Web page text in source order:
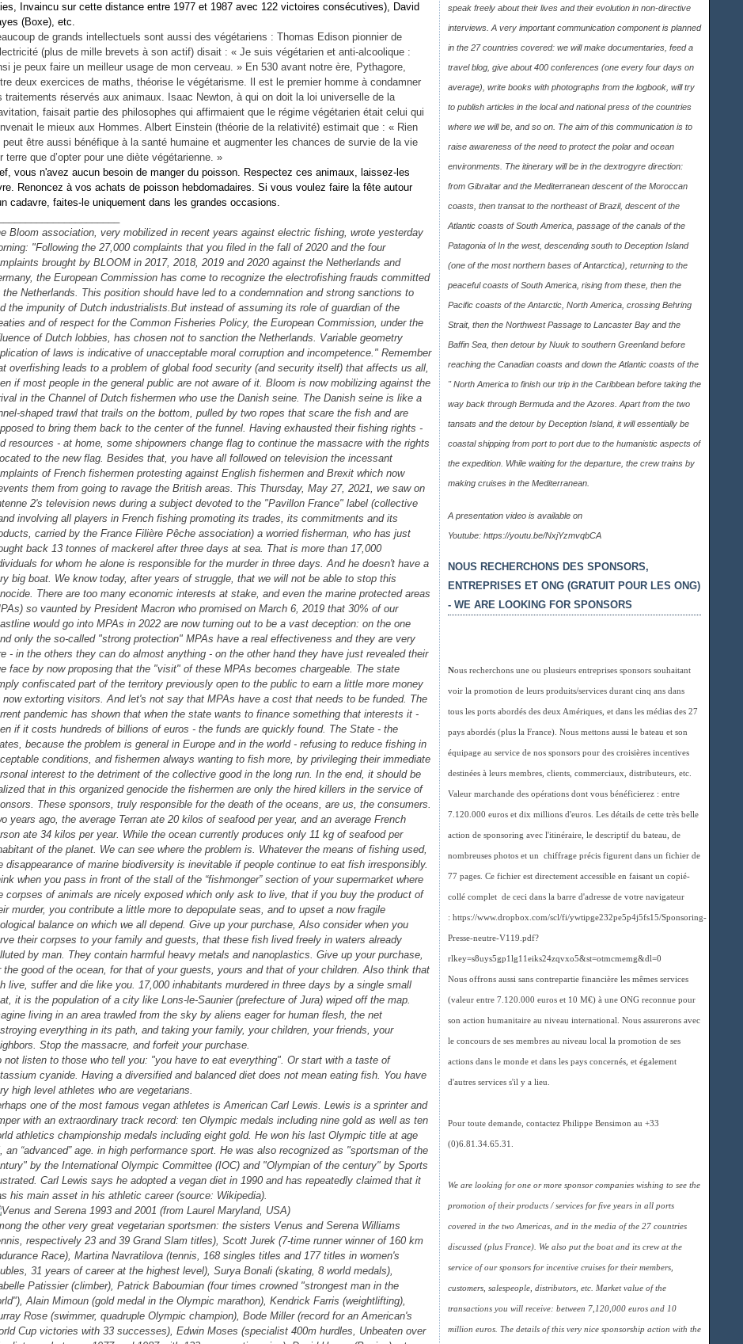
Invaincu sur cette distance entre 1977 et 1987 avec 122 victoires consécutives), David
(Boxe), etc.
de grands intellectuels sont aussi des végétariens : Thomas Edison pionnier de
(plus de mille brevets à son actif) disait : « Je suis végétarien et anti-alcoolique :
je peux faire un meilleur usage de mon cerveau. » En 530 avant notre ère, Pythagore,
deux exercices de maths, théorise le végétarisme. Il est le premier homme à condamner
traitements réservés aux animaux. Isaac Newton, à qui on doit la loi universelle de la
faisait partie des philosophes qui affirmaient que le régime végétarien était celui qui
le mieux aux Hommes. Albert Einstein (théorie de la relativité) estimait que : « Rien
peut être aussi bénéfique à la santé humaine et augmenter les chances de survie de la vie
terre que d’opter pour une diète végétarienne. »
vous n'avez aucun besoin de manger du poisson. Respectez ces animaux, laissez-les
Renoncez à vos achats de poisson hebdomadaires. Si vous voulez faire la fête autour
cadavre, faites-le uniquement dans les grandes occasions.
Bloom association, very mobilized in recent years against electric fishing, wrote yesterday
"Following the 27,000 complaints that you filed in the fall of 2020 and the four
brought by BLOOM in 2017, 2018, 2019 and 2020 against the Netherlands and
the European Commission has come to recognize the electrofishing frauds committed
the Netherlands. This position should have led to a condemnation and strong sanctions to
the impunity of Dutch industrialists.But instead of assuming its role of guardian of the
and of respect for the Common Fisheries Policy, the European Commission, under the
of Dutch lobbies, has chosen not to sanction the Netherlands. Variable geometry
of laws is indicative of unacceptable moral corruption and incompetence." Remember
overfishing leads to a problem of global food security (and security itself) that affects us all,
if most people in the general public are not aware of it. Bloom is now mobilizing against the
in the Channel of Dutch fishermen who use the Danish seine. The Danish seine is like a
shaped trawl that trails on the bottom, pulled by two ropes that scare the fish and are
to bring them back to the center of the funnel. Having exhausted their fishing rights -
resources - at home, some shipowners change flag to continue the massacre with the rights
to the new flag. Besides that, you have all followed on television the incessant
of French fishermen protesting against English fishermen and Brexit which now
them from going to ravage the British areas. This Thursday, May 27, 2021, we saw on
2's television news during a subject devoted to the "Pavillon France" label (collective
involving all players in French fishing promoting its trades, its commitments and its
carried by the France Filière Pêche association) a worried fisherman, who has just
back 13 tonnes of mackerel after three days at sea. That is more than 17,000
for whom he alone is responsible for the murder in three days. And he doesn't have a
big boat. We know today, after years of struggle, that we will not be able to stop this
There are too many economic interests at stake, and even the marine protected areas
so vaunted by President Macron who promised on March 6, 2019 that 30% of our
would go into MPAs in 2022 are now turning out to be a vast deception: on the one
only the so-called "strong protection" MPAs have a real effectiveness and they are very
- in the others they can do almost anything - on the other hand they have just revealed their
face by now proposing that the "visit" of these MPAs becomes chargeable. The state
confiscated part of the territory previously open to the public to earn a little more money
now extorting visitors. And let's not say that MPAs have a cost that needs to be funded. The
pandemic has shown that when the state wants to finance something that interests it -
if it costs hundreds of billions of euros - the funds are quickly found. The State - the
because the problem is general in Europe and in the world - refusing to reduce fishing in
conditions, and fishermen always wanting to fish more, by privileging their immediate
interest to the detriment of the collective good in the long run. In the end, it should be
that in this organized genocide the fishermen are only the hired killers in the service of
These sponsors, truly responsible for the death of the oceans, are us, the consumers.
years ago, the average Terran ate 20 kilos of seafood per year, and an average French
ate 34 kilos per year. While the ocean currently produces only 11 kg of seafood per
of the planet. We can see where the problem is. Whatever the means of fishing used,
disappearance of marine biodiversity is inevitable if people continue to eat fish irresponsibly.
when you pass in front of the stall of the “fishmonger” section of your supermarket where
corpses of animals are nicely exposed which only ask to live, that if you buy the product of
murder, you contribute a little more to depopulate seas, and to upset a now fragile
balance on which we all depend. Give up your purchase, Also consider when you
their corpses to your family and guests, that these fish lived freely in waters already
by man. They contain harmful heavy metals and nanoplastics. Give up your purchase,
the good of the ocean, for that of your guests, yours and that of your children. Also think that
live, suffer and die like you. 17,000 inhabitants murdered in three days by a single small
it is the population of a city like Lons-le-Saunier (prefecture of Jura) wiped off the map.
living in an area trawled from the sky by aliens eager for human flesh, the net
everything in its path, and taking your family, your children, your friends, your
Stop the massacre, and forfeit your purchase.
not listen to those who tell you: "you have to eat everything". Or start with a taste of
cyanide. Having a diversified and balanced diet does not mean eating fish. You have
high level athletes who are vegetarians.
one of the most famous vegan athletes is American Carl Lewis. Lewis is a sprinter and
with an extraordinary track record: ten Olympic medals including nine gold as well as ten
athletics championship medals including eight gold. He won his last Olympic title at age
an “advanced” age. in high performance sport. He was also recognized as "sportsman of the
by the International Olympic Committee (IOC) and "Olympian of the century" by Sports
Carl Lewis says he adopted a vegan diet in 1990 and has repeatedly claimed that it
his main asset in his athletic career (source: Wikipedia).
the other very great vegetarian sportsmen: the sisters Venus and Serena Williams
respectively 23 and 39 Grand Slam titles), Scott Jurek (7-time runner winner of 160 km
Race), Martina Navratilova (tennis, 168 singles titles and 177 titles in women's
31 years of career at the highest level), Surya Bonali (skating, 8 world medals),
Patissier (climber), Patrick Baboumian (four times crowned "strongest man in the
Alain Mimoun (gold medal in the Olympic marathon), Kendrick Farris (weightlifting),
Rose (swimmer, quadruple Olympic champion), Bode Miller (record for an American's
Cup victories with 33 successes), Edwin Moses (specialist 400m hurdles, Unbeaten over
speak freely about their lives and their evolution in non-directive
interviews. A very important communication component is planned
in the 27 countries covered: we will make documentaries, feed a
travel blog, give about 400 conferences (one every four days on
average), write books with photographs from the logbook, will try
to publish articles in the local and national press of the countries
where we will be, and so on. The aim of this communication is to
raise awareness of the need to protect the polar and ocean
environments. The itinerary will be in the dextrogyre direction:
from Gibraltar and the Mediterranean descent of the Moroccan
coasts, then transat to the northeast of Brazil, descent of the
Atlantic coasts of South America, passage of the canals of the
Patagonia of In the west, descending south to Deception Island
(one of the most northern bases of Antarctica), returning to the
peaceful coasts of South America, rising from these, then the
Pacific coasts of the Antarctic, North America, crossing Behring
Strait, then the Northwest Passage to Lancaster Bay and the
Baffin Sea, then detour by Nuuk to southern Greenland before
reaching the Canadian coasts and down the Atlantic coasts of the
" North America to finish our trip in the Caribbean before taking the
way back through Bermuda and the Azores. Apart from the two
tansats and the detour by Deception Island, it will essentially be
coastal shipping from port to port due to the humanistic aspects of
the expedition. While waiting for the departure, the crew trains by
making cruises in the Mediterranean.
A presentation video is available on
Youtube: https://youtu.be/NxjYzmvqbCA
NOUS RECHERCHONS DES SPONSORS,
ENTREPRISES ET ONG (GRATUIT POUR LES ONG)
- WE ARE LOOKING FOR SPONSORS
Nous recherchons une ou plusieurs entreprises sponsors souhaitant
voir la promotion de leurs produits/services durant cinq ans dans
tous les ports abordés des deux Amériques, et dans les médias des 27
pays abordés (plus la France). Nous mettons aussi le bateau et son
équipage au service de nos sponsors pour des croisières incentives
destinées à leurs membres, clients, commerciaux, distributeurs, etc.
Valeur marchande des opérations dont vous bénéficierez : entre
7.120.000 euros et dix millions d'euros. Les détails de cette très belle
action de sponsoring avec l'itinéraire, le descriptif du bateau, de
nombreuses photos et un chiffrage précis figurent dans un fichier de
77 pages. Ce fichier est directement accessible en faisant un copié-
collé complet de ceci dans la barre d'adresse de votre navigateur
: https://www.dropbox.com/scl/fi/ywtipge232pe5p4j5fs15/Sponsoring-
Presse-neutre-V119.pdf?
rlkey=s8uys5gp1lg11eiks24zqvxo5&st=otmcmemg&dl=0
Nous offrons aussi sans contrepartie financière les mêmes services
(valeur entre 7.120.000 euros et 10 M€) à une ONG reconnue pour
son action humanitaire au niveau international. Nous assurerons avec
le concours de ses membres au niveau local la promotion de ses
actions dans le monde et dans les pays concernés, et également
d'autres services s'il y a lieu.
Pour toute demande, contactez Philippe Bensimon au +33
(0)6.81.34.65.31.
We are looking for one or more sponsor companies wishing to see the
promotion of their products / services for five years in all ports
covered in the two Americas, and in the media of the 27 countries
discussed (plus France). We also put the boat and its crew at the
service of our sponsors for incentive cruises for their members,
customers, salespeople, distributors, etc. Market value of the
transactions you will receive: between 7,120,000 euros and 10
million euros. The details of this very nice sponsorship action with the